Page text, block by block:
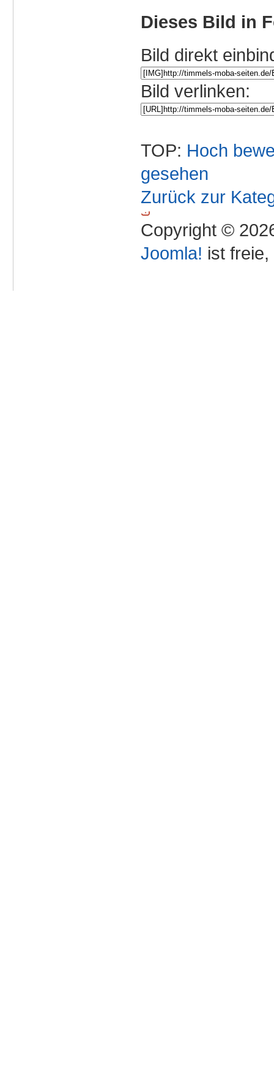
Dieses Bild in
Bild direkt
Bild verlinken:
TOP: Hoch
gesehen
Zurück zur
Copyright ©
Joomla! ist